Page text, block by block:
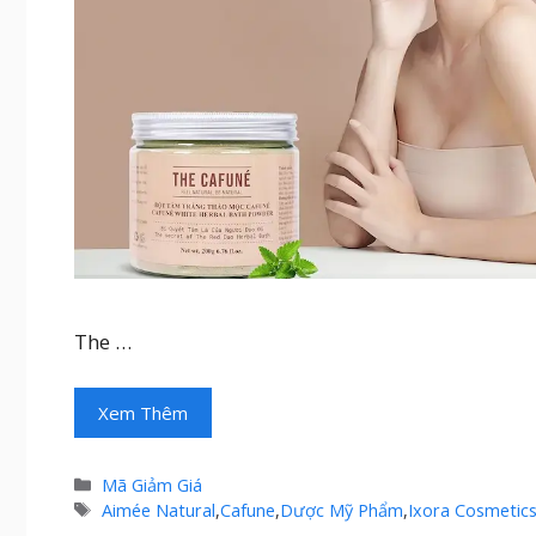
The …
Xem Thêm
Danh
mục
Mã Giảm Giá
Thẻ
Aimée Natural,Cafune,Dược Mỹ Phẩm,Ixora